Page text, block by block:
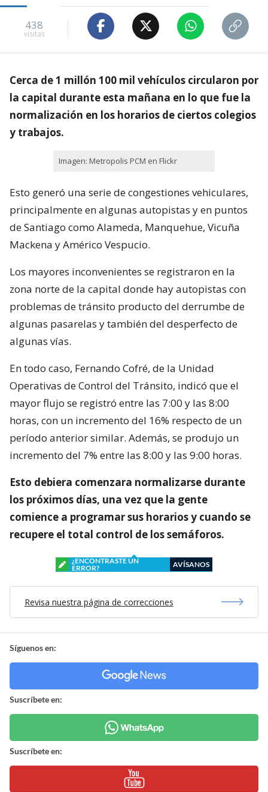
438
visitas
Cerca de 1 millón 100 mil vehículos circularon por
la capital durante esta mañana en lo que fue la
normalización en los horarios de ciertos colegios
y trabajos.
Imagen: Metropolis PCM en Flickr
Esto generó una serie de congestiones vehiculares,
principalmente en algunas autopistas y en puntos
de Santiago como Alameda, Manquehue, Vicuña
Mackena y Américo Vespucio.
Los mayores inconvenientes se registraron en la
zona norte de la capital donde hay autopistas con
problemas de tránsito producto del derrumbe de
algunas pasarelas y también del desperfecto de
algunas vías.
En todo caso, Fernando Cofré, de la Unidad
Operativas de Control del Tránsito, indicó que el
mayor flujo se registró entre las 7:00 y las 8:00
horas, con un incremento del 16% respecto de un
período anterior similar. Además, se produjo un
incremento del 7% entre las 8:00 y las 9:00 horas.
Esto debiera comenzara normalizarse durante
los próximos días, una vez que la gente
comience a programar sus horarios y cuando se
recupere el total control de los semáforos.
¿ENCONTRASTE UN
ERROR?
AVÍSANOS
Revisa nuestra página de correcciones
Síguenos en:
Suscríbete en:
Suscríbete en: